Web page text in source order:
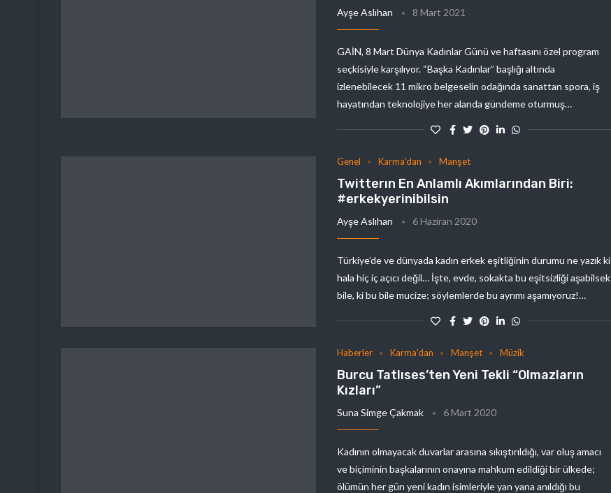
Ayşe Aslıhan 8 Mart 2021
GAİN, 8 Mart Dünya Kadınlar Günü ve haftasını özel program
seçkisiyle karşılıyor. “Başka Kadınlar” başlığı altında
izlenebilecek 11 mikro belgeselin odağında sanattan spora, iş
hayatından teknolojiye her alanda gündeme oturmuş…
Genel Karma'dan Manşet
Twitterın En Anlamlı Akımlarından Biri:
#erkekyerinibilsin
Ayşe Aslıhan 6 Haziran 2020
Türkiye’de ve dünyada kadın erkek eşitliğinin durumu ne yazık ki
hala hiç iç açıcı değil… İşte, evde, sokakta bu eşitsizliği aşabilsek
bile, ki bu bile mucize; söylemlerde bu ayrımı aşamıyoruz!…
Haberler Karma'dan Manşet Müzik
Burcu Tatlıses’ten Yeni Tekli “Olmazların
Kızları”
Suna Simge Çakmak 6 Mart 2020
Kadının olmayacak duvarlar arasına sıkıştırıldığı, var oluş amacı
ve biçiminin başkalarının onayına mahkum edildiği bir ülkede;
ölümün her gün yeni kadın isimleriyle yan yana anıldığı bu